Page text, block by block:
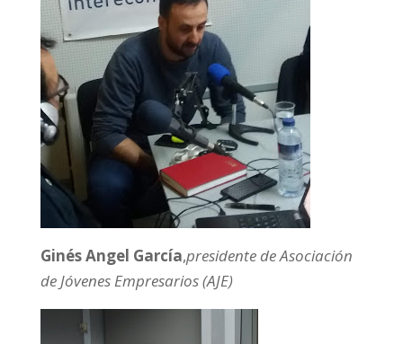
Ginés Angel García,presidente de Asociación
de Jóvenes Empresarios (AJE)